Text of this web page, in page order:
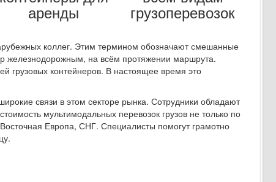
аренды грузоперевозок
коллег. Этим термином обозначают смешанные
железнодорожным, на всём протяжении маршрута.
грузовых контейнеров. В настоящее время это
связи в этом секторе рынка. Сотрудники обладают
мультимодальных перевозок грузов не только по
Европа, СНГ. Специалисты помогут грамотно